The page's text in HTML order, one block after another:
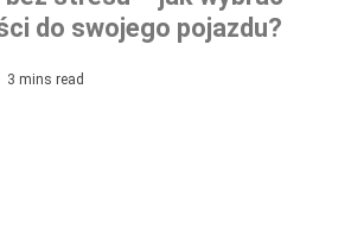
do swojego pojazdu?
3 mins read